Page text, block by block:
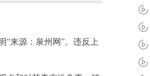
来源：泉州网”。违反上